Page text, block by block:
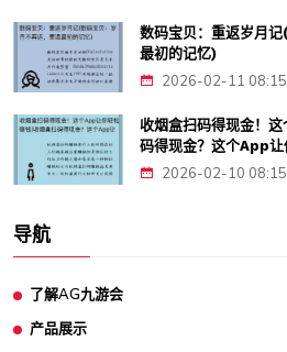
数码宝贝：重返岁月
最初的记忆)
2026-02-11
收烟盒扫码得现金！
码得现金？这个App让
2026-02-10
导航
了解AG九游会
产品展示